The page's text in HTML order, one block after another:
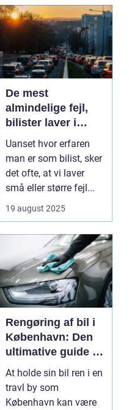
De mest
almindelige fejl,
bilister laver i
trafikken
Uanset hvor erfaren
man er som bilist, sker
det ofte, at vi laver
små eller større fejl...
19 august 2025
Rengøring af bil i
København: Den
ultimative guide til
en skinnende ren
At holde sin bil ren i en
travl by som
København kan være